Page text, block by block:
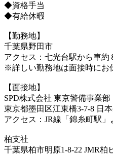
◆資格手当
◆有給休暇
【勤務地】
千葉県野田市
アクセス：七光台駅から車約
※詳しい勤務地は面接時にお
【面接地】
SPD株式会社 東京警備事業部
東京都墨田区江東橋3-7-8 日
アクセス：JR線「錦糸町駅」
柏支社
千葉県柏市明原1-8-22 JMR柏